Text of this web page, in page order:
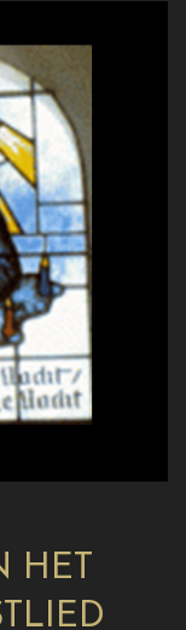
HET